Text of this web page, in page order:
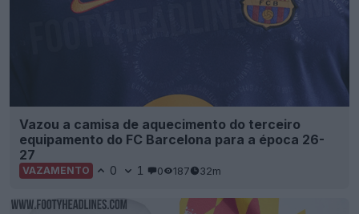
Vazou a camisa de aquecimento do terceiro
equipamento do FC Barcelona para a época 26-
27
VAZAMENTO 0 1 0 187 32m